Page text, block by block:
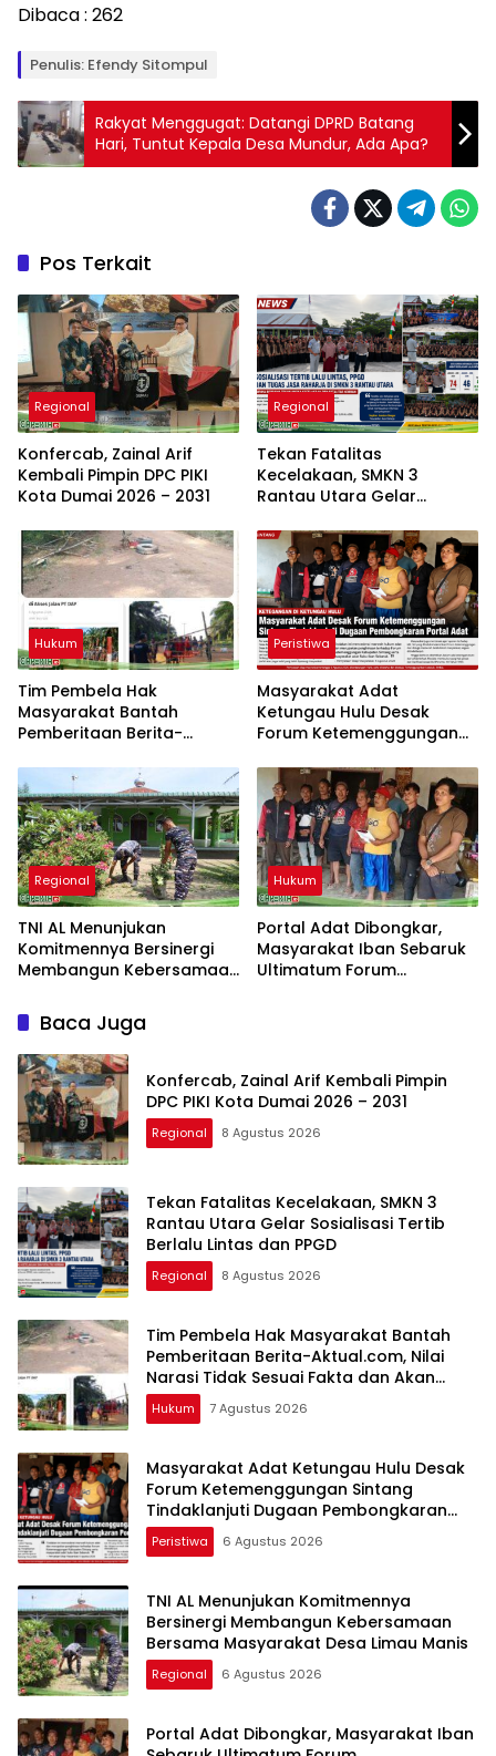
Dibaca : 262
Penulis: Efendy Sitompul
Rakyat Menggugat: Datangi DPRD Batang
Hari, Tuntut Kepala Desa Mundur, Ada Apa?
Pos Terkait
Regional
Konfercab, Zainal Arif
Kembali Pimpin DPC PIKI
Kota Dumai 2026 – 2031
Regional
Tekan Fatalitas
Kecelakaan, SMKN 3
Rantau Utara Gelar
Lintas dan PPGD
Hukum
Tim Pembela Hak
Masyarakat Bantah
Pemberitaan Berita-
Tidak Sesuai Fakta dan
Akan Tempuh Jalur Dewan
Pers
Peristiwa
Masyarakat Adat
Ketungau Hulu Desak
Forum Ketemenggungan
Dugaan Pembongkaran
Portal Adat
Regional
TNI AL Menunjukan
Komitmennya Bersinergi
Membangun Kebersamaan
Limau Manis
Hukum
Portal Adat Dibongkar,
Masyarakat Iban Sebaruk
Ultimatum Forum
Baca Juga
Konfercab, Zainal Arif Kembali Pimpin
DPC PIKI Kota Dumai 2026 – 2031
Regional 8 Agustus 2026
Tekan Fatalitas Kecelakaan, SMKN 3
Rantau Utara Gelar Sosialisasi Tertib
Berlalu Lintas dan PPGD
Regional 8 Agustus 2026
Tim Pembela Hak Masyarakat Bantah
Pemberitaan Berita-Aktual.com, Nilai
Narasi Tidak Sesuai Fakta dan Akan
Tempuh Jalur Dewan Pers
Hukum 7 Agustus 2026
Masyarakat Adat Ketungau Hulu Desak
Forum Ketemenggungan Sintang
Tindaklanjuti Dugaan Pembongkaran
Portal Adat
Peristiwa 6 Agustus 2026
TNI AL Menunjukan Komitmennya
Bersinergi Membangun Kebersamaan
Bersama Masyarakat Desa Limau Manis
Regional 6 Agustus 2026
Portal Adat Dibongkar, Masyarakat Iban